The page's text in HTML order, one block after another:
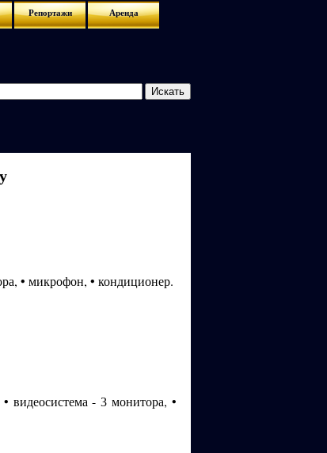
Репортажи Аренда
• микрофон, • кондиционер.
видеосистема - 3монитора, •